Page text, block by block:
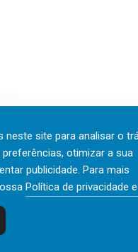
neste site para analisar o
otimizar a sua
publicidade. Para mais
Política de privacidade